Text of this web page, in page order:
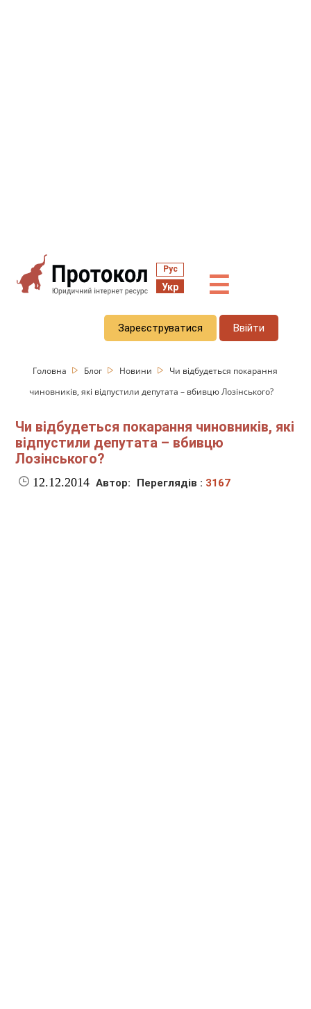
Рус
Укр ☰
Зареєструватися Ввійти
Головна Блог Новини
Чи відбудеться покарання
чиновників, які відпустили депутата – вбивцю Лозінського?
Чи відбудеться покарання чиновників, які
відпустили депутата – вбивцю
Лозінського?
12.12.2014 Автор: Переглядів : 3167